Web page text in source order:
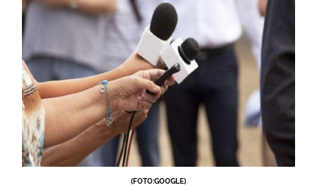
(FOTO:GOOGLE)